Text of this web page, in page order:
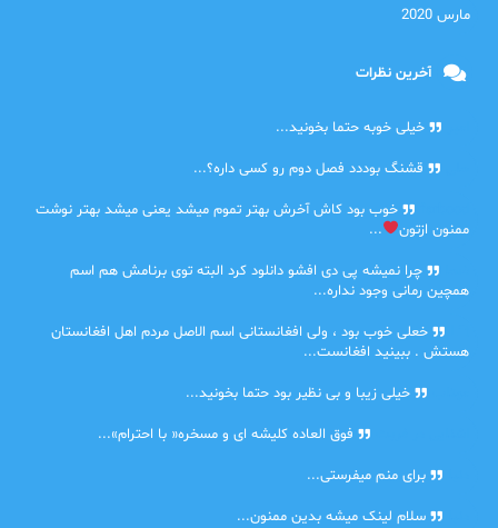
مارس 2020
آخرین نظرات
خیلی خوبه حتما بخونید...
قشنگ بوددد فصل دوم رو کسی داره؟...
خوب بود کاش آخرش بهتر تموم میشد یعنی میشد بهتر نوشت
ممنون ازتون
...
چرا نمیشه پی دی افشو دانلود کرد البته توی برنامش هم اسم
همچین رمانی وجود نداره...
خعلی خوب بود ، ولی افغانستانی اسم الاصل مردم اهل افغانستان
هستش . ببینید افغانست...
خیلی زیبا و بی نظیر بود حتما بخونید...
فوق العاده کلیشه ای و مسخره« با احترام»...
برای منم میفرستی...
سلام لینک میشه بدین ممنون...